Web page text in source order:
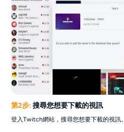
第2步: 搜尋您想要下載的視訊
登入Twitch網站，搜尋您想要下載的視訊。